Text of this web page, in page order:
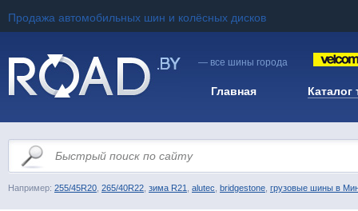
Продажа автомобильных шин и колёсных дисков
— все шины города
Главная Каталог
Например: 255/45R20 265/40R22 зима R21 alutec bridgestone грузовые шины в